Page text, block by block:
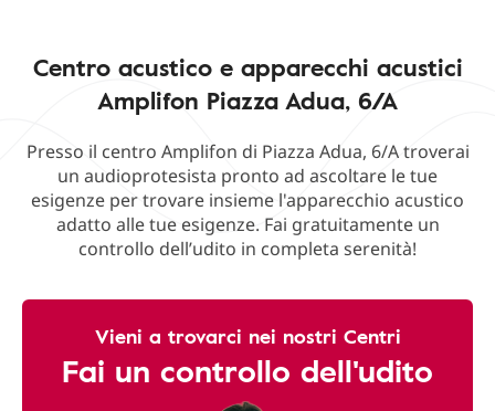
Centro acustico e apparecchi acustici
Amplifon Piazza Adua, 6/A
Presso il centro Amplifon di Piazza Adua, 6/A troverai
un audioprotesista pronto ad ascoltare le tue
esigenze per trovare insieme l'apparecchio acustico
adatto alle tue esigenze. Fai gratuitamente un
controllo dell’udito in completa serenità!
Vieni a trovarci nei nostri Centri
Fai un controllo dell'udito